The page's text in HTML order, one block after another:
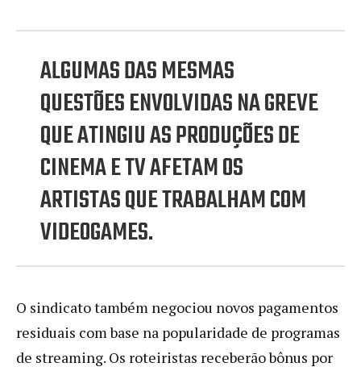
ALGUMAS DAS MESMAS
QUESTÕES ENVOLVIDAS NA GREVE
QUE ATINGIU AS PRODUÇÕES DE
CINEMA E TV AFETAM OS
ARTISTAS QUE TRABALHAM COM
VIDEOGAMES.
O sindicato também negociou novos pagamentos
residuais com base na popularidade de programas
de streaming. Os roteiristas receberão bônus por